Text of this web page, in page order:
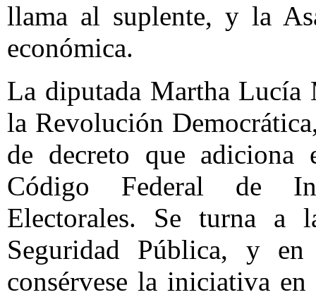
llama al suplente, y la
económica.
La diputada Martha Lucía
la Revolución
de decreto que
Código Federal de
Electorales. Se turna a
Seguridad Pública, y
consérvese la iniciativa